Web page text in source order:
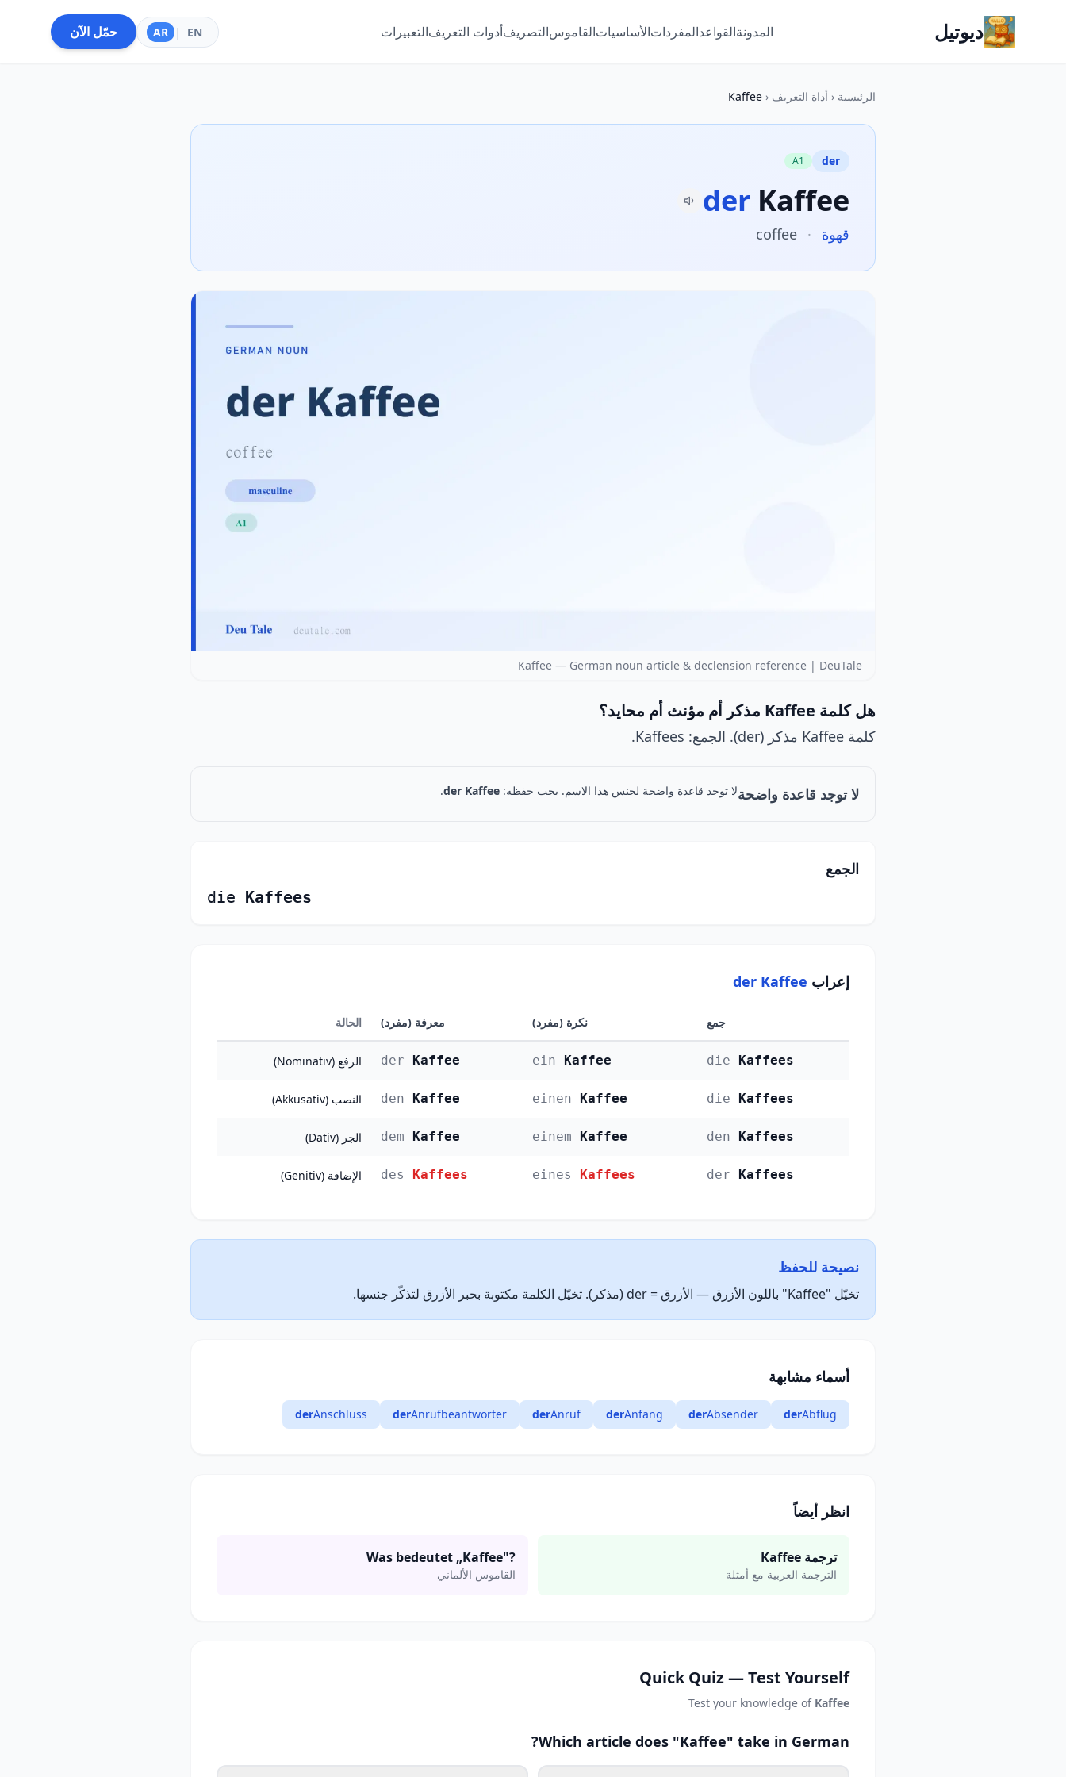
ديوتيل المدونةالقواعدالمفرداتالأساسياتالقاموسالتصريفأدوات التعريفالتعبيرات EN
|
AR حمّل الآن
الرئيسية ‹ أداة التعريف ‹
Kaffee
der
A1
der Kaffee
قهوة ·
coffee
Kaffee — German noun article & declension reference | DeuTale
هل كلمة Kaffee مذكر أم مؤنث أم محايد؟
كلمة Kaffee مذكر (der). الجمع: Kaffees.
لا توجد قاعدة واضحةلا توجد قاعدة واضحة لجنس هذا الاسم. يجب حفظه: der Kaffee
.
الجمع
die Kaffees
إعراب der Kaffee
الحالة معرفة (مفرد) نكرة (مفرد) جمع
الرفع (Nominativ) der Kaffee ein Kaffee die Kaffees
النصب (Akkusativ) den Kaffee einen Kaffee die Kaffees
الجر (Dativ) dem Kaffee einem Kaffee den Kaffees
الإضافة (Genitiv) des Kaffees eines Kaffees der Kaffees
نصيحة للحفظ
تخيّل "Kaffee" باللون الأزرق — الأزرق = der (مذكر). تخيّل الكلمة مكتوبة بحبر الأزرق لتذكّر جنسها.
أسماء مشابهة
derAbflug
derAbsender
derAnfang
derAnruf
derAnrufbeantworter
derAnschluss
انظر أيضاً
ترجمة Kaffee
الترجمة العربية مع أمثلة
Was bedeutet „Kaffee"?
القاموس الألماني
Quick Quiz — Test Yourself
Test your knowledge of Kaffee
Which article does "Kaffee" take in German?